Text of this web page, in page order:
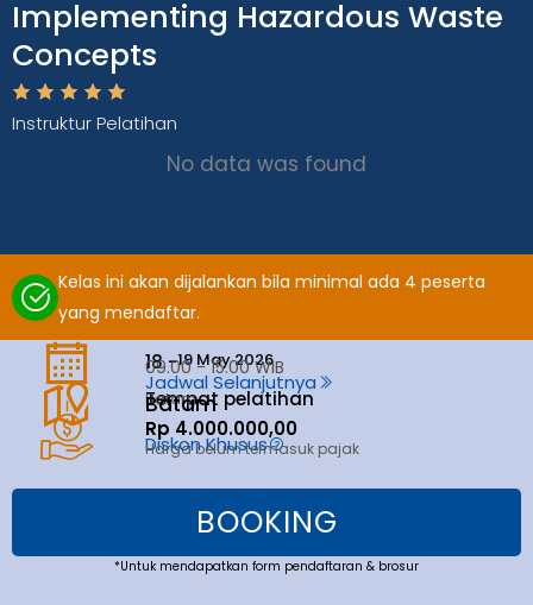
Implementing Hazardous Waste
Concepts
Instruktur Pelatihan
No data was found
Kelas ini akan dijalankan bila minimal ada 4 peserta
yang mendaftar.
18 -19 May 2026
09.00 - 15.00 WIB
Jadwal Selanjutnya
Tempat pelatihan
Batam
Batam
Rp 4.000.000,00
Diskon Khusus
Harga belum termasuk pajak
BOOKING
*Untuk mendapatkan form pendaftaran & brosur